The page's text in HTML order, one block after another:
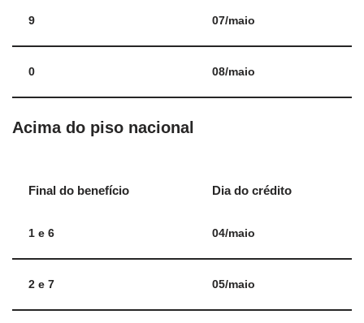
9 07/maio
0 08/maio
Acima do piso nacional
Final do benefício Dia do crédito
1 e 6 04/maio
2 e 7 05/maio